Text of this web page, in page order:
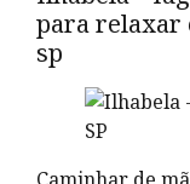
para relaxar
sp